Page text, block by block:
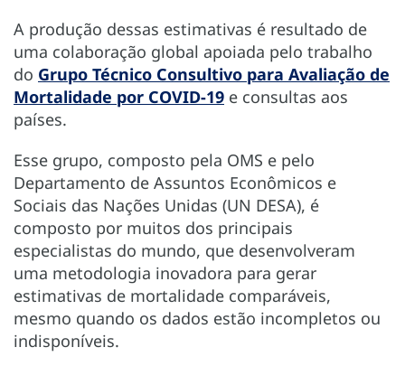
A produção dessas estimativas é resultado de
uma colaboração global apoiada pelo trabalho
do Grupo Técnico Consultivo para Avaliação de
Mortalidade por COVID-19 e consultas aos
países.
Esse grupo, composto pela OMS e pelo
Departamento de Assuntos Econômicos e
Sociais das Nações Unidas (UN DESA), é
composto por muitos dos principais
especialistas do mundo, que desenvolveram
uma metodologia inovadora para gerar
estimativas de mortalidade comparáveis,
mesmo quando os dados estão incompletos ou
indisponíveis.